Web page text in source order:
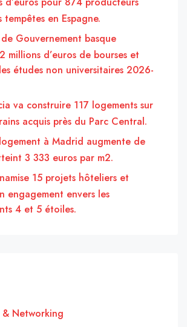
tempêtes en Espagne.
Gouvernement basque
millions d’euros de bourses et
études non universitaires 2026-
va construire 117 logements sur
acquis près du Parc Central.
à Madrid augmente de
3 333 euros par m2.
15 projets hôteliers et
engagement envers les
4 et 5 étoiles.
Networking